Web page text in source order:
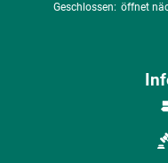
Klicken, um weitere
Geschlossen: öffnet